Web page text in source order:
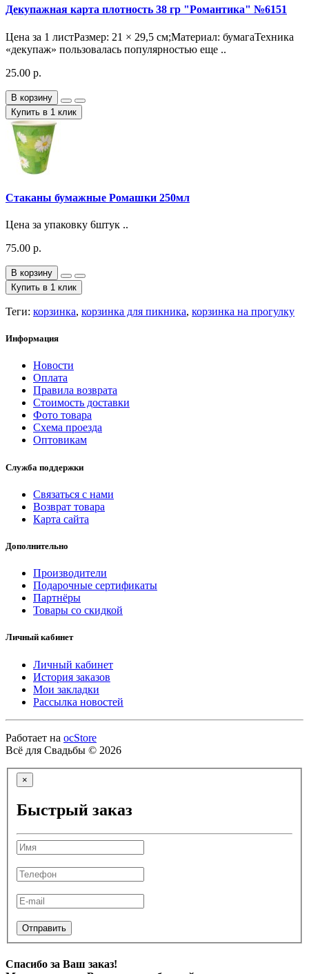
Декупажная карта плотность 38 гр "Романтика" №6151
Цена за 1 листРазмер: 21 × 29,5 см;Материал: бумагаТехника
«декупаж» пользовалась популярностью еще ..
25.00 р.
В корзину
Купить в 1 клик
Стаканы бумажные Ромашки 250мл
Цена за упаковку 6штук ..
75.00 р.
В корзину
Купить в 1 клик
Теги: корзинка, корзинка для пикника, корзинка на прогулку
Информация
Новости
Оплата
Правила возврата
Стоимость доставки
Фото товара
Схема проезда
Оптовикам
Служба поддержки
Связаться с нами
Возврат товара
Карта сайта
Дополнительно
Производители
Подарочные сертификаты
Партнёры
Товары со скидкой
Личный кабинет
Личный кабинет
История заказов
Мои закладки
Рассылка новостей
Работает на ocStore
Всё для Свадьбы © 2026
×
Быстрый заказ
Отправить
Спасибо за Ваш заказ!